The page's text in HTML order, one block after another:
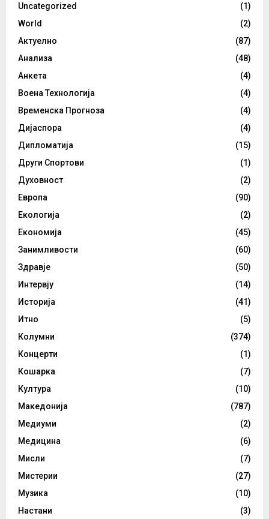
Uncategorized
(1)
World
(2)
Актуелно
(87)
Анализа
(48)
Анкета
(4)
Воена Технологија
(4)
Временска Прогноза
(4)
Дијаспора
(4)
Дипломатија
(15)
Други Спортови
(1)
Духовност
(2)
Европа
(90)
Екологија
(2)
Економија
(45)
Занимливости
(60)
Здравје
(50)
Интервју
(14)
Историја
(41)
Итно
(5)
Колумни
(374)
Концерти
(1)
Кошарка
(7)
Култура
(10)
Македонија
(787)
Медиуми
(2)
Медицина
(6)
Мисли
(7)
Мистерии
(27)
Музика
(10)
Настани
(3)